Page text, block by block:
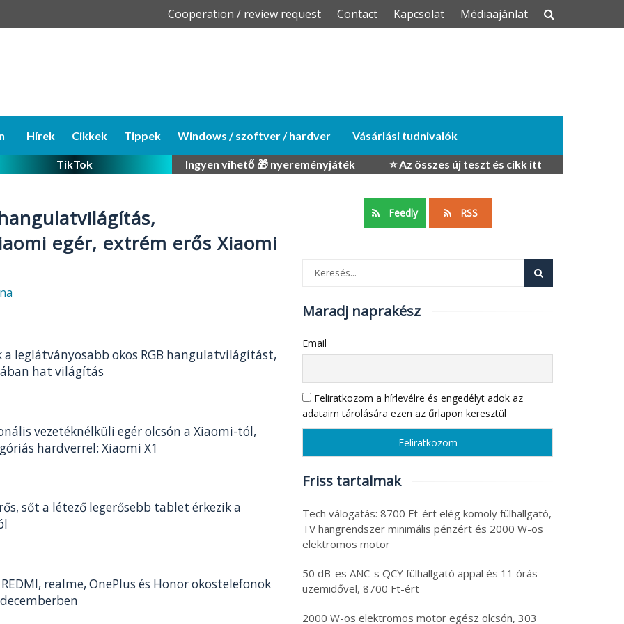
Skip
Cooperation / review request Contact Kapcsolat Médiaajánlat
Hírek Cikkek Tippek Windows / szoftver / hardver Vásárlási tudnivalók
TikTok Ingyen vihető 🎁 nyereményjáték ⭐ Az összes új teszt és cikk itt
egér, extrém erős Xiaomi
leglátványosabb okos RGB hangulatvilágítást,
hat világítás
vezetéknélküli egér olcsón a Xiaomi-tól,
hardverrel: Xiaomi X1
sőt a létező legerősebb tablet érkezik a
realme, OnePlus és Honor okostelefonok
Feedly RSS
Maradj naprakész
Email
Feliratkozom a hírlevélre és engedélyt adok az
adataim tárolására ezen az űrlapon keresztül
Friss tartalmak
Tech válogatás: 8700 Ft-ért elég komoly fülhallgató,
TV hangrendszer minimális pénzért és 2000 W-os
elektromos motor
50 dB-es ANC-s QCY fülhallgató appal és 11 órás
üzemidővel, 8700 Ft-ért
2000 W-os elektromos motor egész olcsón, 303